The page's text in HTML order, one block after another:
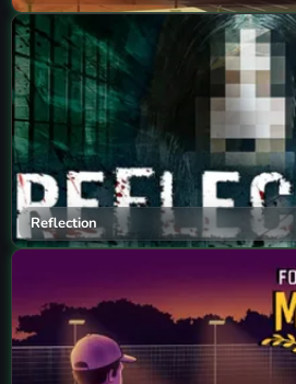
Reflection